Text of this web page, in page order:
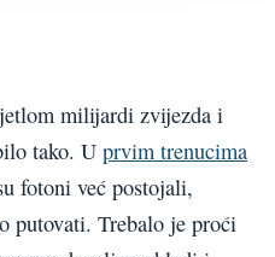
milijardi zvijezda i
tako. U prvim trenucima
fotoni već postojali,
putovati. Trebalo je proći